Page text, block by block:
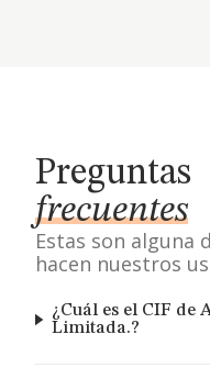
Preguntas
frecuentes
Estas son alguna
hacen nuestros
¿Cuál es el CIF de
Limitada.?